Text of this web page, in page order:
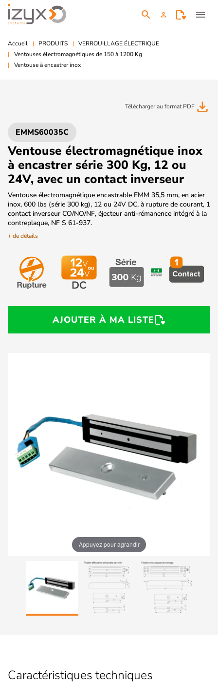
search person menu
Accueil PRODUITS
VERROUILLAGE ÉLECTRIQUE
Ventouses électromagnétiques de 150 à 1200 Kg
Ventouse à encastrer inox
Télécharger au format PDF file_download
EMMS60035C
Ventouse électromagnétique inox
à encastrer série 300 Kg, 12 ou
24V, avec un contact inverseur
Ventouse électromagnétique encastrable EMM 35,5 mm, en acier
inox, 600 lbs (série 300 kg), 12 ou 24V DC, à rupture de courant, 1
contact inverseur CO/NO/NF, éjecteur anti-rémanence intégré à la
contreplaque, NF S 61-937.
+ de détails
AJOUTER À MA LISTE
Appuyez pour agrandir
Caractéristiques techniques